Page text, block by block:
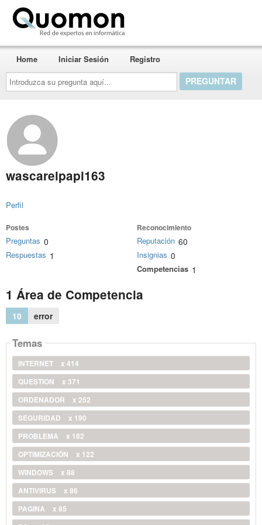
Introduzca
su
pregunta
aquí...
Home Iniciar Sesión Registro
wascarelpapi163
Perfil
Postes
Preguntas 0
Respuestas 1
Reconocimiento
Reputación 60
Insignias 0
Competencias 1
1 Área de Competencia
10 error
Temas
INTERNET
x 414
QUESTION
x 371
ORDENADOR
x 252
SEGURIDAD
x 190
PROBLEMA
x 182
OPTIMIZACIÓN
x 122
WINDOWS
x 88
ANTIVIRUS
x 86
PAGINA
x 85